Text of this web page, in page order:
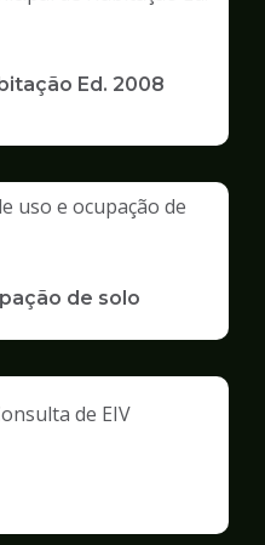
Ed. 2008
de solo